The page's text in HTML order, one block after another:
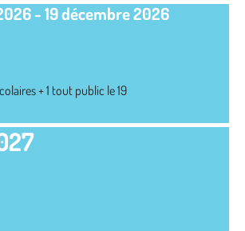
-19 décembre 2026
+ 1 tout public le 19